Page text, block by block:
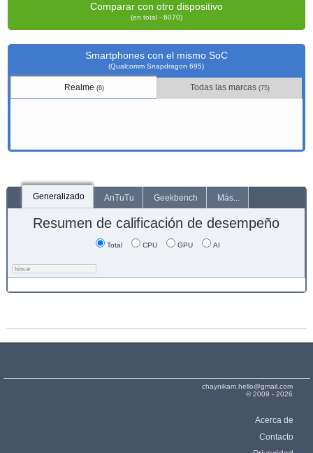
Comparar con otro dispositivo
(en total - 6070)
Smartphones con el mismo SoC
(Qualcomm Snapdragon 695)
Realme (6) Todas las marcas (75)
Generalizado AnTuTu Geekbench Más...
Resumen de calificación de desempeño
Total CPU GPU AI
chaynikam.hello@gmail.com
© 2009 - 2026
Acerca de
Contacto